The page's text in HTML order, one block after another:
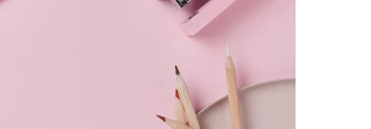
تحسين متابعة مهام وقوائم التحقق الخاصة
بالموارد البشرية
تتبع التأمين الصحي
قم بتتبع طلبات استرداد تكاليف الرعاية